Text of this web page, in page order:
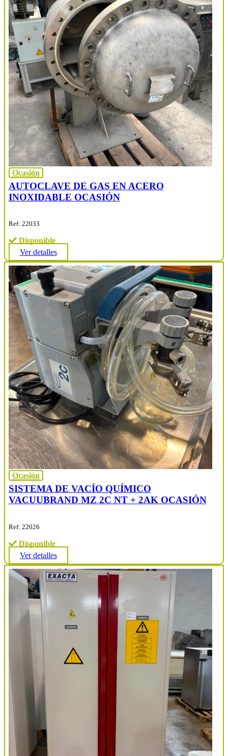
Ocasión
AUTOCLAVE DE GAS EN ACERO
INOXIDABLE OCASIÓN
Ref: 22033
Disponible
Ver detalles
Ocasión
SISTEMA DE VACÍO QUÍMICO
VACUUBRAND MZ 2C NT + 2AK OCASIÓN
Ref: 22026
Disponible
Ver detalles